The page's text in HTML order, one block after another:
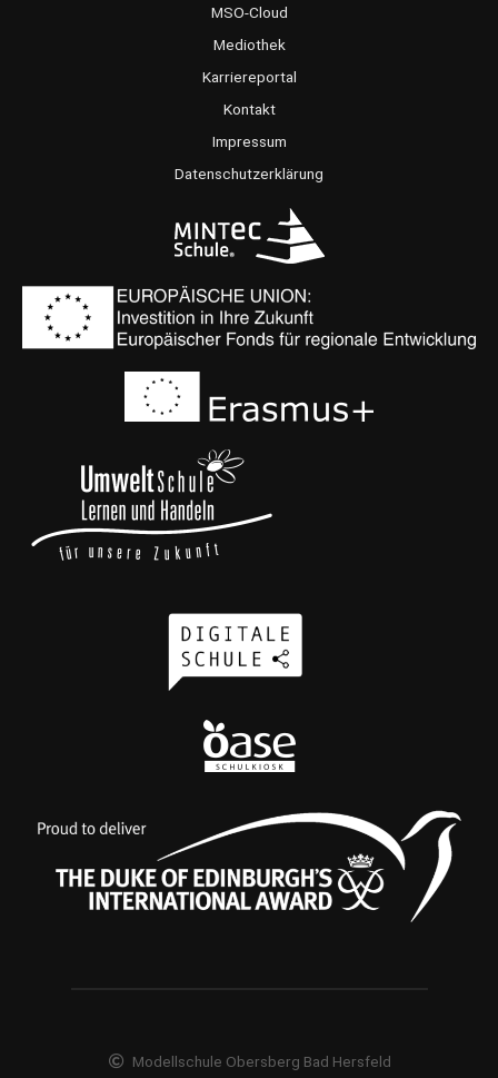
t
a
g
r
m
MSO-Cloud
Mediothek
Karriereportal
Kontakt
Impressum
Datenschutzerklärung
Modellschule Obersberg Bad Hersfeld